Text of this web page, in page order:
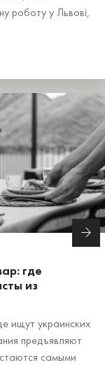
роботу у Львові,
где
из
ищут украинских
предъявляют
самыми